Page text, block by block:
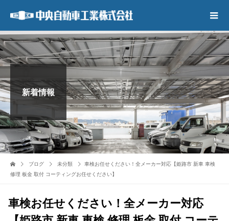
新着情報
ブログ 未分類
車検お任せください！全メーカー対応【姫路市 新車 車検
修理 板金 取付 コーティングお任せください】
車検お任せください！全メーカー対応